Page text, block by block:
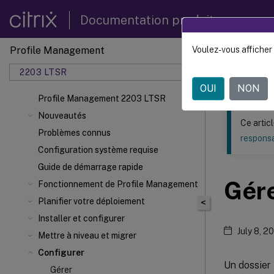
Documentation produit
Profile Management
2203 LTSR
Profile Management 2203 LTSR
Nouveautés
Problèmes connus
Configuration système requise
Guide de démarrage rapide
Fonctionnement de Profile Management
Planifier votre déploiement
Installer et configurer
Mettre à niveau et migrer
Configurer
Gérer
Ce contenu a
Profile
<
Ce
July 8,
Un
Voulez-vous
OUI NON